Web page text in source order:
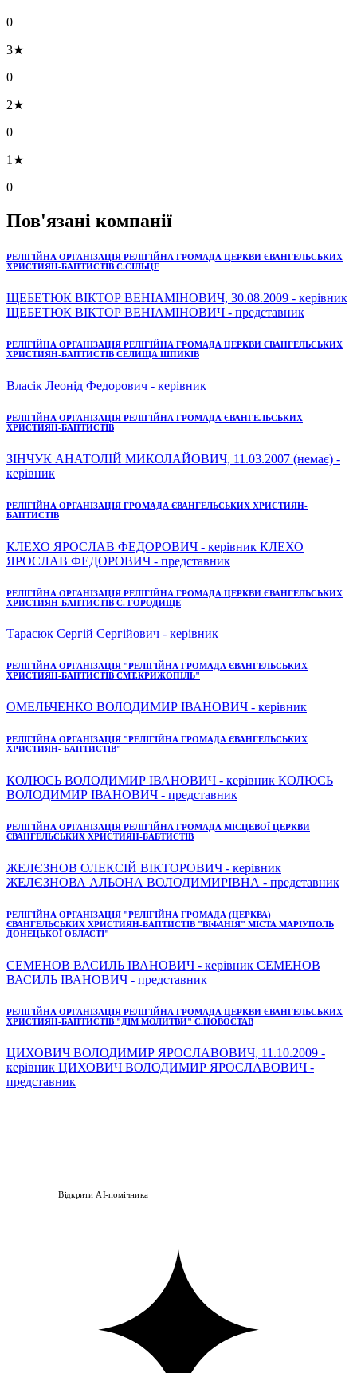
0
3★
0
2★
0
1★
0
Пов'язані компанії
РЕЛІГІЙНА ОРГАНІЗАЦІЯ РЕЛІГІЙНА ГРОМАДА ЦЕРКВИ ЄВАНГЕЛЬСЬКИХ
ХРИСТИЯН-БАПТИСТІВ С.СІЛЬЦЕ
ЩЕБЕТЮК ВІКТОР ВЕНІАМІНОВИЧ, 30.08.2009 - керівник
ЩЕБЕТЮК ВІКТОР ВЕНІАМІНОВИЧ - представник
РЕЛІГІЙНА ОРГАНІЗАЦІЯ РЕЛІГІЙНА ГРОМАДА ЦЕРКВИ ЄВАНГЕЛЬСЬКИХ
ХРИСТИЯН-БАПТИСТІВ СЕЛИЩА ШПИКІВ
Власік Леонід Федорович - керівник
РЕЛІГІЙНА ОРГАНІЗАЦІЯ РЕЛІГІЙНА ГРОМАДА ЄВАНГЕЛЬСЬКИХ
ХРИСТИЯН-БАПТИСТІВ
ЗІНЧУК АНАТОЛІЙ МИКОЛАЙОВИЧ, 11.03.2007 (немає) -
керівник
РЕЛІГІЙНА ОРГАНІЗАЦІЯ ГРОМАДА ЄВАНГЕЛЬСЬКИХ ХРИСТИЯН-
БАПТИСТІВ
КЛЕХО ЯРОСЛАВ ФЕДОРОВИЧ - керівник КЛЕХО
ЯРОСЛАВ ФЕДОРОВИЧ - представник
РЕЛІГІЙНА ОРГАНІЗАЦІЯ РЕЛІГІЙНА ГРОМАДА ЦЕРКВИ ЄВАНГЕЛЬСЬКИХ
ХРИСТИЯН-БАПТИСТІВ С. ГОРОДИЩЕ
Тарасюк Сергій Сергійович - керівник
РЕЛІГІЙНА ОРГАНІЗАЦІЯ "РЕЛІГІЙНА ГРОМАДА ЄВАНГЕЛЬСЬКИХ
ХРИСТИЯН-БАПТИСТІВ СМТ.КРИЖОПІЛЬ"
ОМЕЛЬЧЕНКО ВОЛОДИМИР ІВАНОВИЧ - керівник
РЕЛІГІЙНА ОРГАНІЗАЦІЯ "РЕЛІГІЙНА ГРОМАДА ЄВАНГЕЛЬСЬКИХ
ХРИСТИЯН- БАПТИСТІВ"
КОЛЮСЬ ВОЛОДИМИР ІВАНОВИЧ - керівник КОЛЮСЬ
ВОЛОДИМИР ІВАНОВИЧ - представник
РЕЛІГІЙНА ОРГАНІЗАЦІЯ РЕЛІГІЙНА ГРОМАДА МІСЦЕВОЇ ЦЕРКВИ
ЄВАНГЕЛЬСЬКИХ ХРИСТИЯН-БАБТИСТІВ
ЖЕЛЄЗНОВ ОЛЕКСІЙ ВІКТОРОВИЧ - керівник
ЖЕЛЄЗНОВА АЛЬОНА ВОЛОДИМИРІВНА - представник
РЕЛІГІЙНА ОРГАНІЗАЦІЯ "РЕЛІГІЙНА ГРОМАДА (ЦЕРКВА)
ЄВАНГЕЛЬСЬКИХ ХРИСТИЯН-БАПТИСТІВ "ВІФАНІЯ" МІСТА МАРІУПОЛЬ
ДОНЕЦЬКОЇ ОБЛАСТІ"
СЕМЕНОВ ВАСИЛЬ ІВАНОВИЧ - керівник СЕМЕНОВ
ВАСИЛЬ ІВАНОВИЧ - представник
РЕЛІГІЙНА ОРГАНІЗАЦІЯ РЕЛІГІЙНА ГРОМАДА ЦЕРКВИ ЄВАНГЕЛЬСЬКИХ
ХРИСТИЯН-БАПТИСТІВ "ДІМ МОЛИТВИ" С.НОВОСТАВ
ЦИХОВИЧ ВОЛОДИМИР ЯРОСЛАВОВИЧ, 11.10.2009 -
керівник ЦИХОВИЧ ВОЛОДИМИР ЯРОСЛАВОВИЧ -
представник
Відкрити AI-помічника